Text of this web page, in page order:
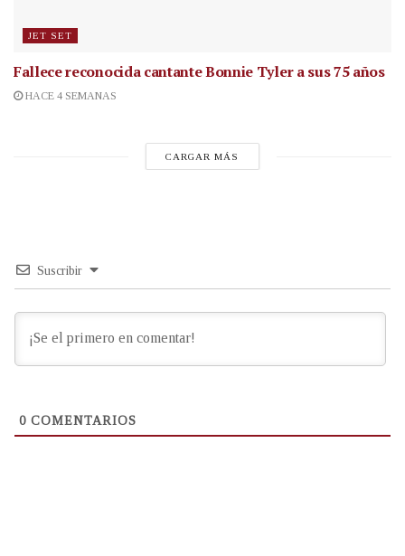
JET SET
Fallece reconocida cantanteBonnie Tyler a sus 75 años
HACE 4 SEMANAS
CARGAR MÁS
Suscribir
0 COMENTARIOS